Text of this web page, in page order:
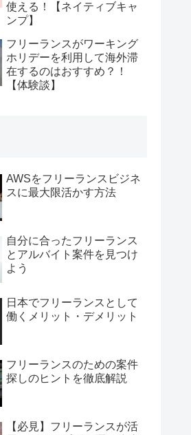
使える！【ネイティブキャ
ンプ】
フリーランスがワーキング
ホリデーを利用して海外滞
在するのはおすすめ？！
【体験談】
AWSをフリーランスビジネ
スに最大限活かす方法
自分に合ったフリーランス
とアルバイト案件を見つけ
よう
日本でフリーランスとして
働くメリット・デメリット
フリーランスのための案件
探しのヒントを徹底解説
【必見】フリーランスが活